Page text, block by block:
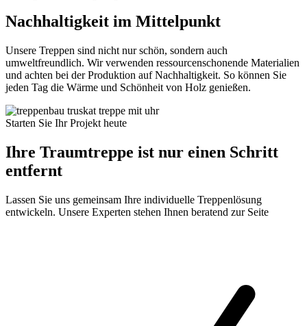
Nachhaltigkeit im Mittelpunkt
Unsere Treppen sind nicht nur schön, sondern auch
umweltfreundlich. Wir verwenden ressourcenschonende Materialien
und achten bei der Produktion auf Nachhaltigkeit. So können Sie
jeden Tag die Wärme und Schönheit von Holz genießen.
Starten Sie Ihr Projekt heute
Ihre Traumtreppe ist nur einen Schritt
entfernt
Lassen Sie uns gemeinsam Ihre individuelle Treppenlösung
entwickeln. Unsere Experten stehen Ihnen beratend zur Seite